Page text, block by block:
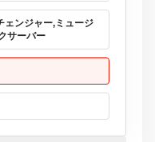
ェンジャー,ミュージ
サーバー